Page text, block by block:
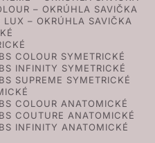
– OKRÚHLA SAVIČKA
LUX – OKRÚHLA SAVIČKA
COLOUR SYMETRICKÉ
INFINITY SYMETRICKÉ
SUPREME SYMETRICKÉ
COLOUR ANATOMICKÉ
COUTURE ANATOMICKÉ
INFINITY ANATOMICKÉ